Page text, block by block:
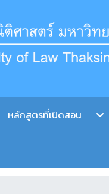
หลักสูตรที่เปิดสอน